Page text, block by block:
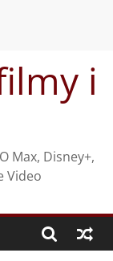
i
Max, Disney+,
Video